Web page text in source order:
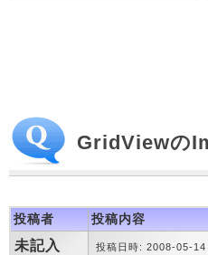
GridViewの
投稿者 投稿内容
未記入 投稿日時: 2008-05-